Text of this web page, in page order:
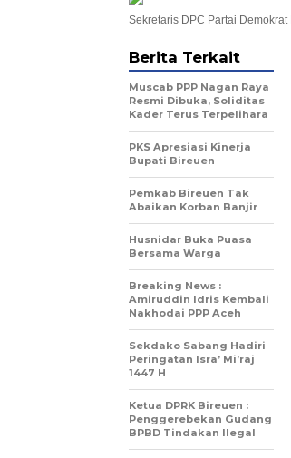
Sekretaris DPC Partai
Berita Terkait
Muscab PPP Nagan Raya
Resmi Dibuka, Soliditas
Kader Terus Terpelihara
PKS Apresiasi Kinerja
Bupati Bireuen
Pemkab Bireuen Tak
Abaikan Korban Banjir
Husnidar Buka Puasa
Bersama Warga
Breaking News :
Amiruddin Idris Kembali
Nakhodai PPP Aceh
Sekdako Sabang Hadiri
Peringatan Isra’ Mi’raj
1447 H
Ketua DPRK Bireuen :
Penggerebekan Gudang
BPBD Tindakan Ilegal